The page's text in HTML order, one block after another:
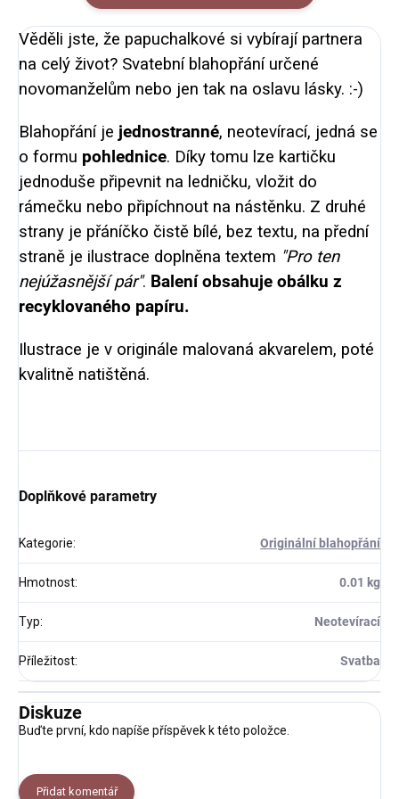
Věděli jste, že papuchalkové si vybírají partnera
na celý život? Svatební blahopřání určené
novomanželům nebo jen tak na oslavu lásky. :-)
Blahopřání je jednostranné, neotevírací, jedná se
o formu pohlednice. Díky tomu lze kartičku
jednoduše připevnit na ledničku, vložit do
rámečku nebo připíchnout na nástěnku. Z druhé
strany je přáníčko čistě bílé, bez textu, na přední
straně je ilustrace doplněna textem "Pro ten
nejúžasnější pár". Balení obsahuje obálku z
recyklovaného papíru.
Ilustrace je v originále malovaná akvarelem, poté
kvalitně natištěná.
Doplňkové parametry
Kategorie: Originální blahopřání
Hmotnost: 0.01 kg
Typ: Neotevírací
Příležitost: Svatba
Diskuze
Buďte první, kdo napíše příspěvek k této položce.
Přidat komentář